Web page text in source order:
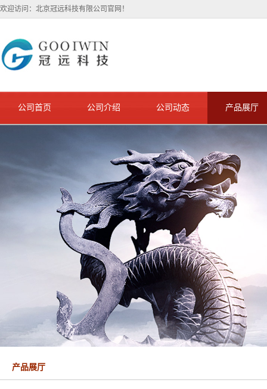
欢迎访问：北京冠远科技有限公司官网！
公司首页 公司介绍 公司动态 产品展厅
产品展厅